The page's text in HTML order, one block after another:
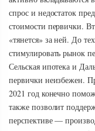
спрос и недостаток
стоимости первички.
«тянется» за ней. До
стимулировать рынок
Сельская ипотека и
первички неизбежен.
2021 год конечно
также позволит
перспективе —